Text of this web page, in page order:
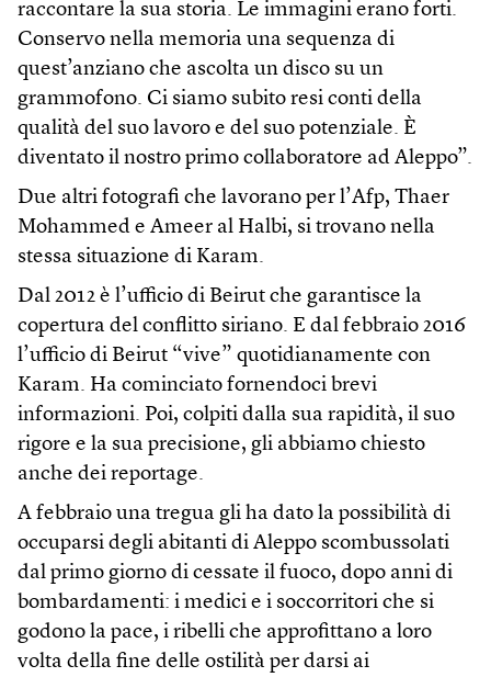
raccontare la sua storia. Le immagini erano forti.
Conservo nella memoria una sequenza di
quest’anziano che ascolta un disco su un
grammofono. Ci siamo subito resi conti della
qualità del suo lavoro e del suo potenziale. È
diventato il nostro primo collaboratore ad Aleppo”.
Due altri fotografi che lavorano per l’Afp, Thaer
Mohammed e Ameer al Halbi, si trovano nella
stessa situazione di Karam.
Dal 2012 è l’ufficio di Beirut che garantisce la
copertura del conflitto siriano. E dal febbraio 2016
l’ufficio di Beirut “vive” quotidianamente con
Karam. Ha cominciato fornendoci brevi
informazioni. Poi, colpiti dalla sua rapidità, il suo
rigore e la sua precisione, gli abbiamo chiesto
anche dei reportage.
A febbraio una tregua gli ha dato la possibilità di
occuparsi degli abitanti di Aleppo scombussolati
dal primo giorno di cessate il fuoco, dopo anni di
bombardamenti: i medici e i soccorritori che si
godono la pace, i ribelli che approfittano a loro
volta della fine delle ostilità per darsi ai